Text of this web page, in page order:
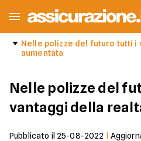
Nelle polizze del futuro tutti i
aumentata
Nelle polizze del
vantaggi della
Pubblicato il 25-08-2022